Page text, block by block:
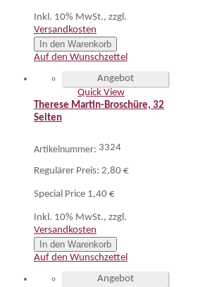
Inkl. 10% MwSt., zzgl.
Versandkosten
In den Warenkorb
Auf den Wunschzettel
Angebot
Quick View
Therese Martin-Broschüre, 32
Seiten
Artikelnummer: 3324
Regulärer Preis: 2,80 €
Special Price 1,40 €
Inkl. 10% MwSt., zzgl.
Versandkosten
In den Warenkorb
Auf den Wunschzettel
Angebot